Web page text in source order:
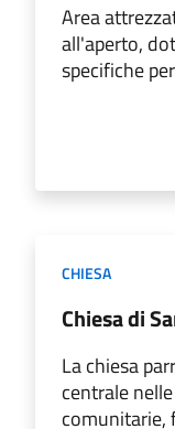
Area
all'aperto,
specifiche
CHIESA
Chiesa di
La chiesa
centrale
comunitarie,